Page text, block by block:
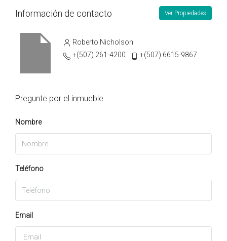
Información de contacto Ver Propiedades
Roberto Nicholson
+(507) 261-4200
+(507) 6615-9867
Pregunte por el inmueble
Nombre
Teléfono
Email